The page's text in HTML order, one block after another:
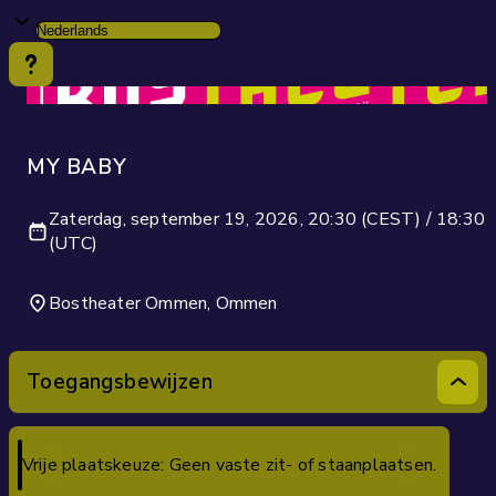
MY BABY
Zaterdag, september 19, 2026, 20:30 (CEST) / 18:30
(UTC)
Bostheater Ommen, Ommen
Toegangsbewijzen
Vrije plaatskeuze: Geen vaste zit- of staanplaatsen.